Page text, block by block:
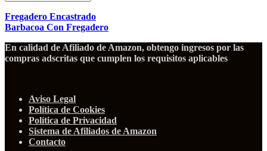
Fregadero Encastrado
Barbacoa Con Fregadero
En calidad de Afiliado de Amazon, obtengo ingresos por las
compras adscritas que cumplen los requisitos aplicables
Aviso Legal
Política de Cookies
Política de Privacidad
Sistema de Afiliados de Amazon
Contacto